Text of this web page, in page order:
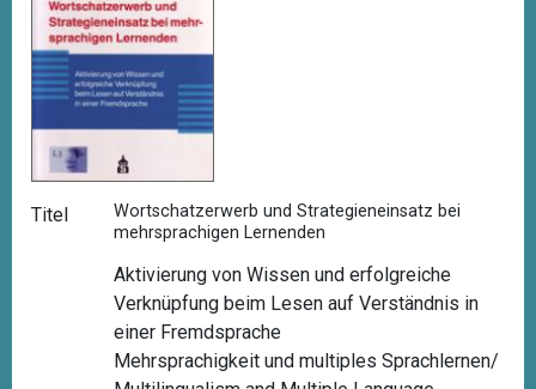
Titel
Wortschatzerwerb und Strategieneinsatz bei
mehrsprachigen Lernenden
Aktivierung von Wissen und erfolgreiche
Verknüpfung beim Lesen auf Verständnis in
einer Fremdsprache
Mehrsprachigkeit und multiples Sprachlernen/